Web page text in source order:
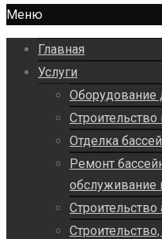
Меню
Главная
Услуги
Оборудование
Отделка
Ремонт
обслуживание